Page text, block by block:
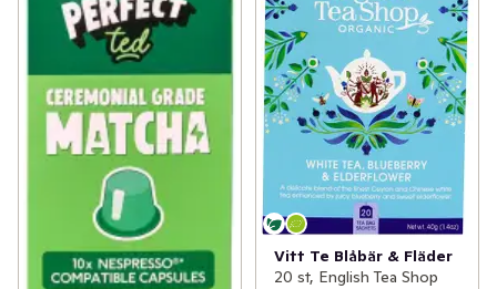
Vitt Te Blåbär & Fläder
20 st, English Tea Shop